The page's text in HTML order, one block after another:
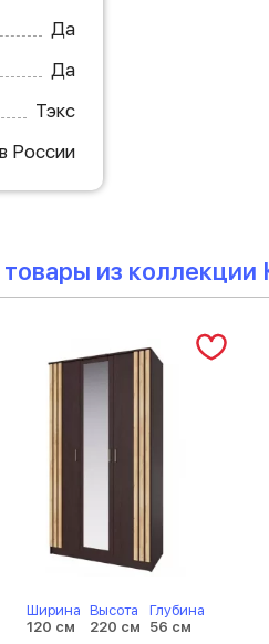
Да
Да
Тэкс
России
из коллекции
Ширина
120 см
Высота
220 см
Глубина
56 см